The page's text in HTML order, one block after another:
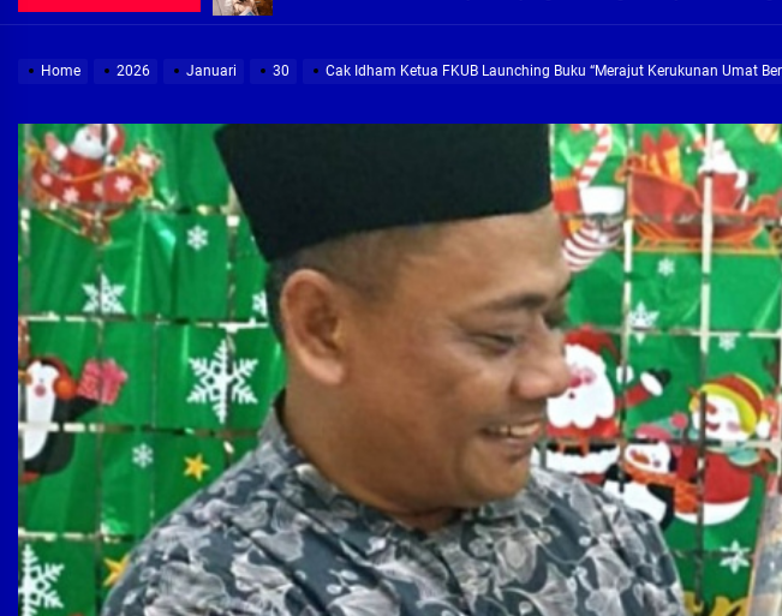
Peduli Warga Miskin, Bupati Sidoarjo Masif Jalankan Program Rehab
Pembebasan Lahan Hampir Rampung, Pembangunan Fly over
Terima aduan warga, Komisi A cari solusi masalah warga Seketi dan
Demi Jajaran Direksi Delta Tirta Yang Profesional Dan Kapabel, Komisi
Home 2026 Januari 30 Cak Idham Ketua FKUB Launching Buku “Merajut Kerukunan Umat